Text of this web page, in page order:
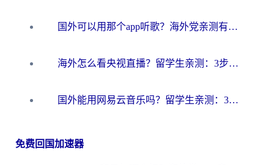
国外可以用那个app听歌？海外党亲测有效的回国加速方案，轻松听国内音乐听书
海外怎么看央视直播？留学生亲测：3步解决版权限制+追剧自由
国外能用网易云音乐吗？留学生亲测：3步解决海外听歌难题
免费回国加速器